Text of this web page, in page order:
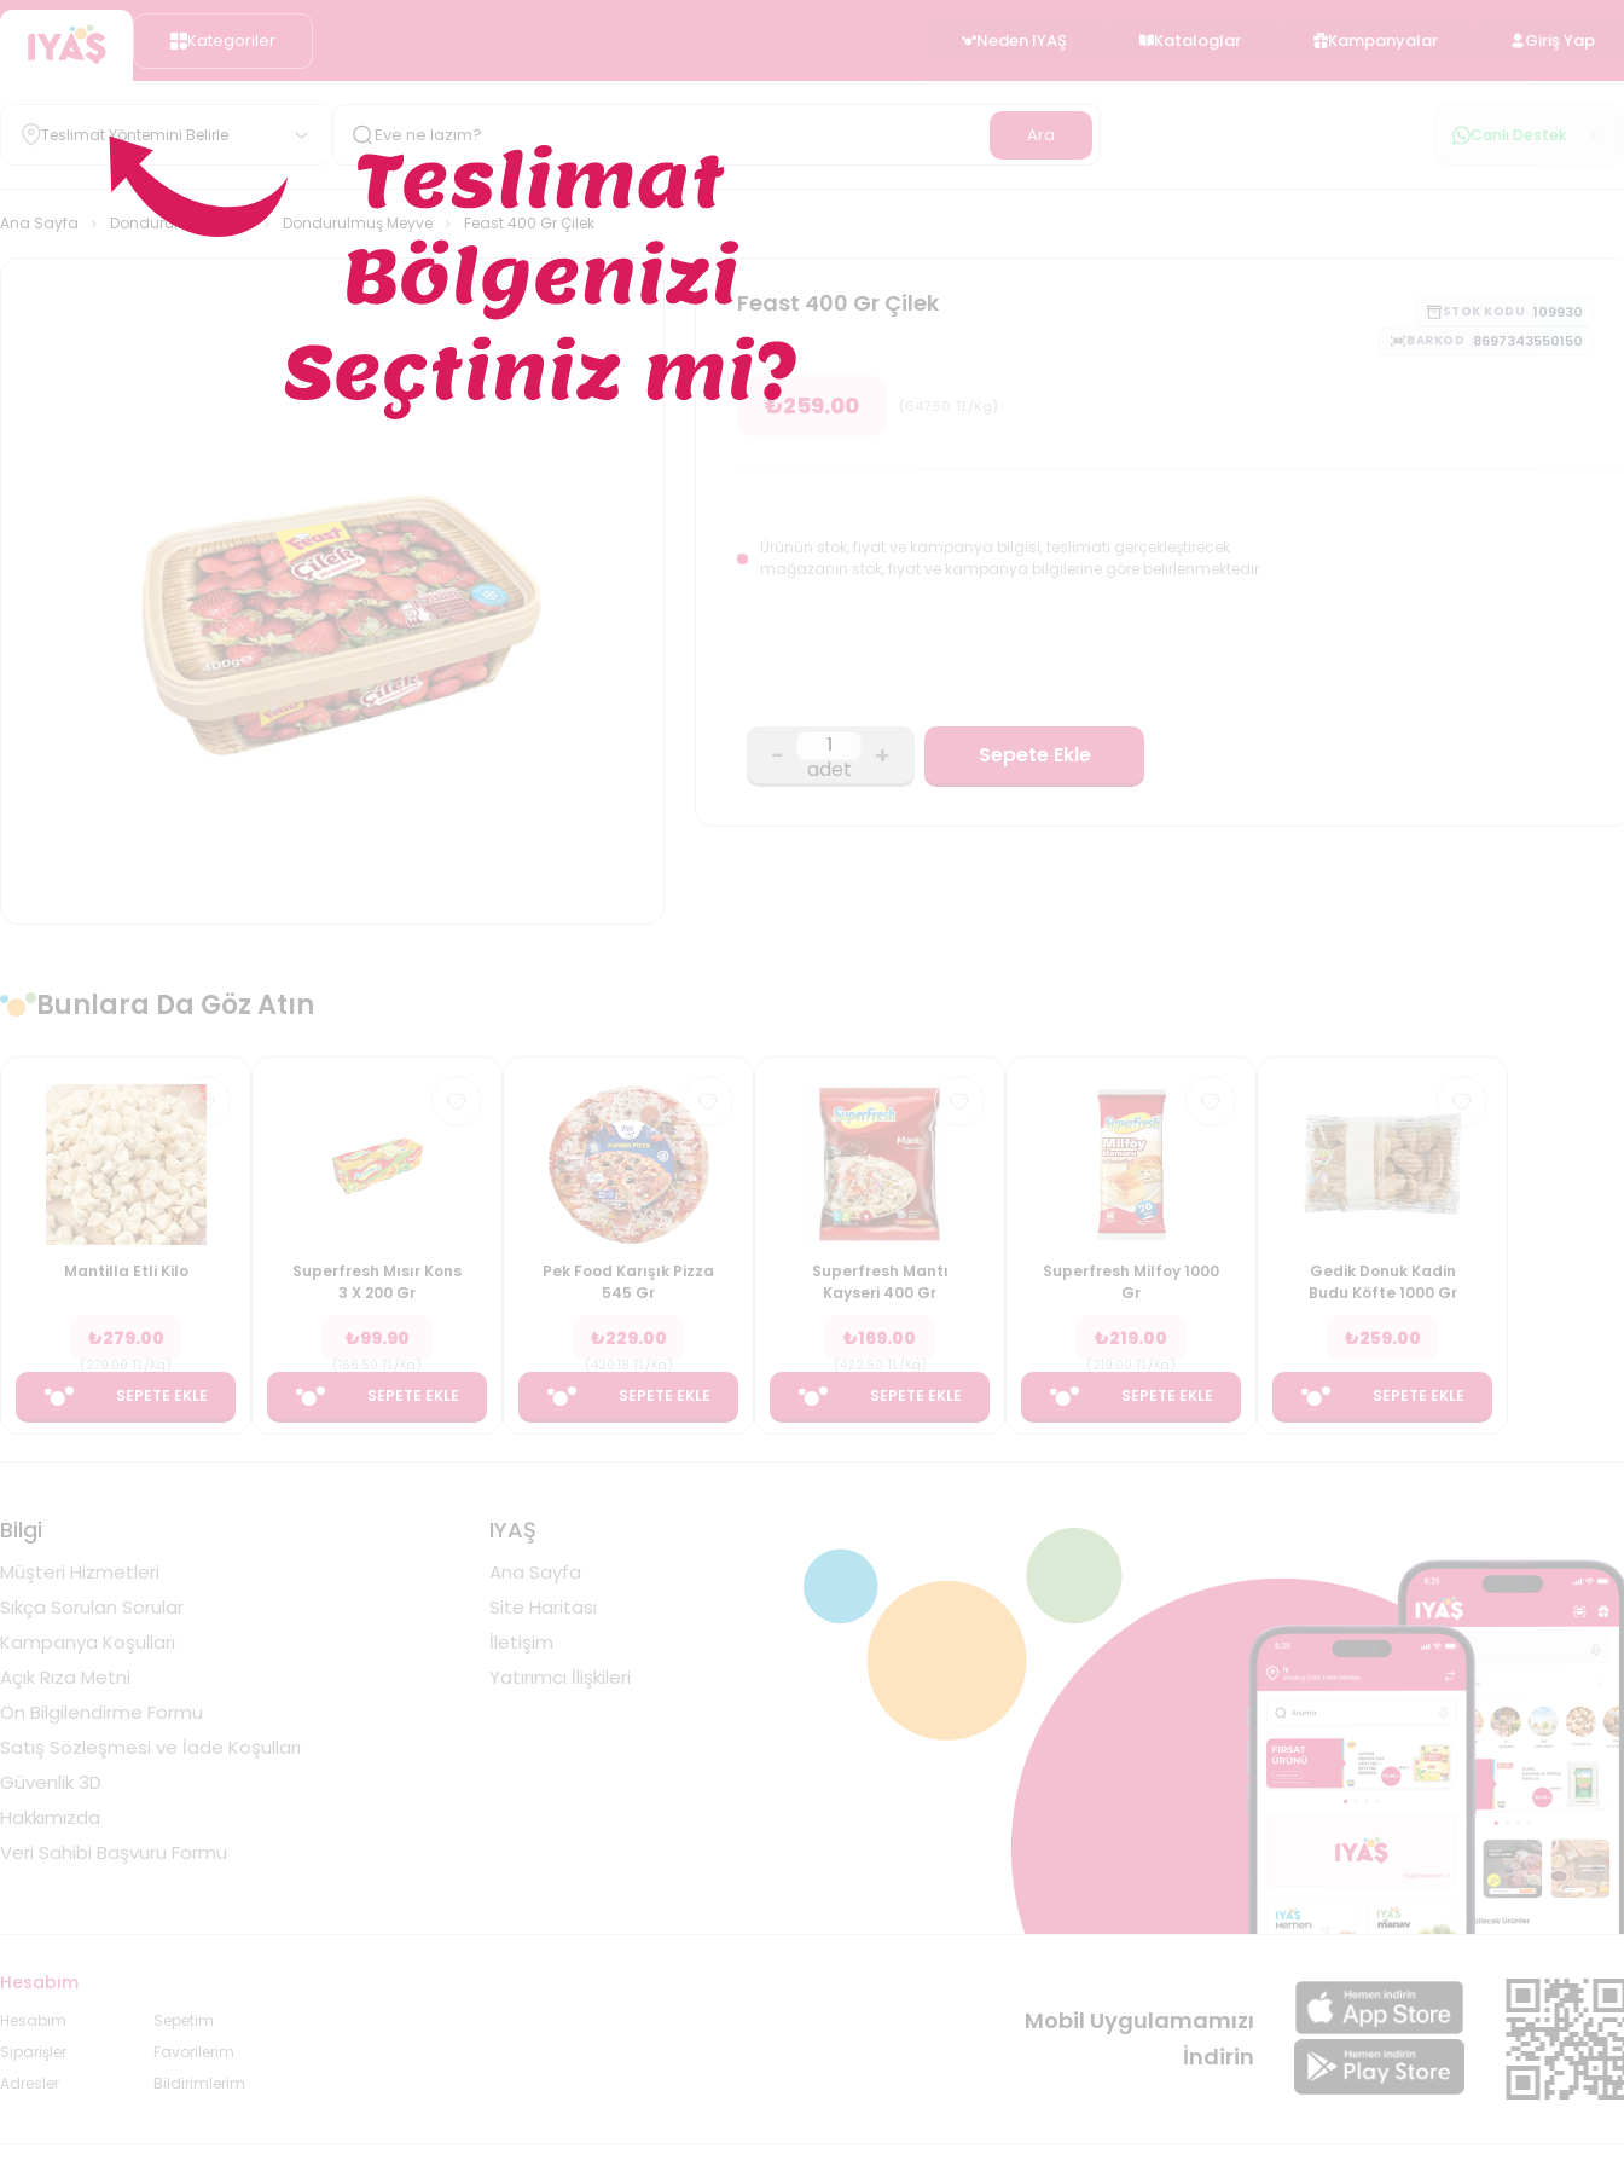
Kategoriler Neden IYAŞ Kataloglar Kampanyalar Giriş Yap
Teslimat Yöntemini Belirle Ara Canlı Destek
Ana Sayfa Dondurulmuş Gıda Dondurulmuş Meyve Feast 400 Gr Çilek
Feast 400 Gr Çilek STOK KODU 109930
BARKOD 8697343550150
₺259.00
Ürünün stok, fiyat ve kampanya bilgisi, teslimatı gerçekleştirecek
mağazanın stok, fiyat ve kampanya bilgilerine göre belirlenmektedir.
- adet + Sepete Ekle
Bunlara Da Göz Atın
Mantilla Etli Kilo
₺279.00
SEPETE EKLE
Superfresh Mısır Kons
3 X 200 Gr
₺99.90
SEPETE EKLE
Pek Food Karışık Pizza
545 Gr
₺229.00
SEPETE EKLE
Superfresh Mantı
Kayseri 400 Gr
₺169.00
SEPETE EKLE
Superfresh Milfoy 1000
Gr
₺219.00
SEPETE EKLE
Gedik Donuk Kadin
Budu Köfte 1000 Gr
₺259.00
SEPETE EKLE
Bilgi
Müşteri Hizmetleri
Sıkça Sorulan Sorular
Kampanya Koşulları
Açık Rıza Metni
Ön Bilgilendirme Formu
Satış Sözleşmesi ve İade Koşulları
Güvenlik 3D
Hakkımızda
Veri Sahibi Başvuru Formu
IYAŞ
Ana Sayfa
Site Haritası
İletişim
Yatırımcı İlişkileri
Hesabım
Hesabım
Siparişler
Adresler
Sepetim
Favorilerim
Bildirimlerim
Mobil Uygulamamızı
İndirin